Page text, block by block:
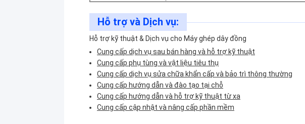
Hỗ trợ và Dịch vụ:
Hỗ trợ kỹ thuật & Dịch vụ cho Máy ghép dây đồng
Cung cấp dịch vụ sau bán hàng và hỗ trợ kỹ thuật
Cung cấp phụ tùng và vật liệu tiêu thụ
Cung cấp dịch vụ sửa chữa khẩn cấp và bảo trì thông thường
Cung cấp hướng dẫn và đào tạo tại chỗ
Cung cấp hướng dẫn và hỗ trợ kỹ thuật từ xa
Cung cấp cập nhật và nâng cấp phần mềm